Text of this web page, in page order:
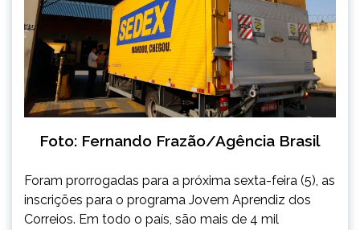
Foto: Fernando Frazão/Agência Brasil
Foram prorrogadas para a próxima sexta-feira (5), as
inscrições para o programa Jovem Aprendiz dos
Correios. Em todo o país, são mais de 4 mil